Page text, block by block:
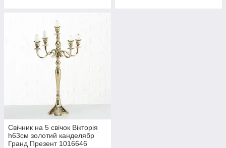
Свічник на 5 свічок Вікторія
h63см золотий канделябр
Гранд Презент 1016646